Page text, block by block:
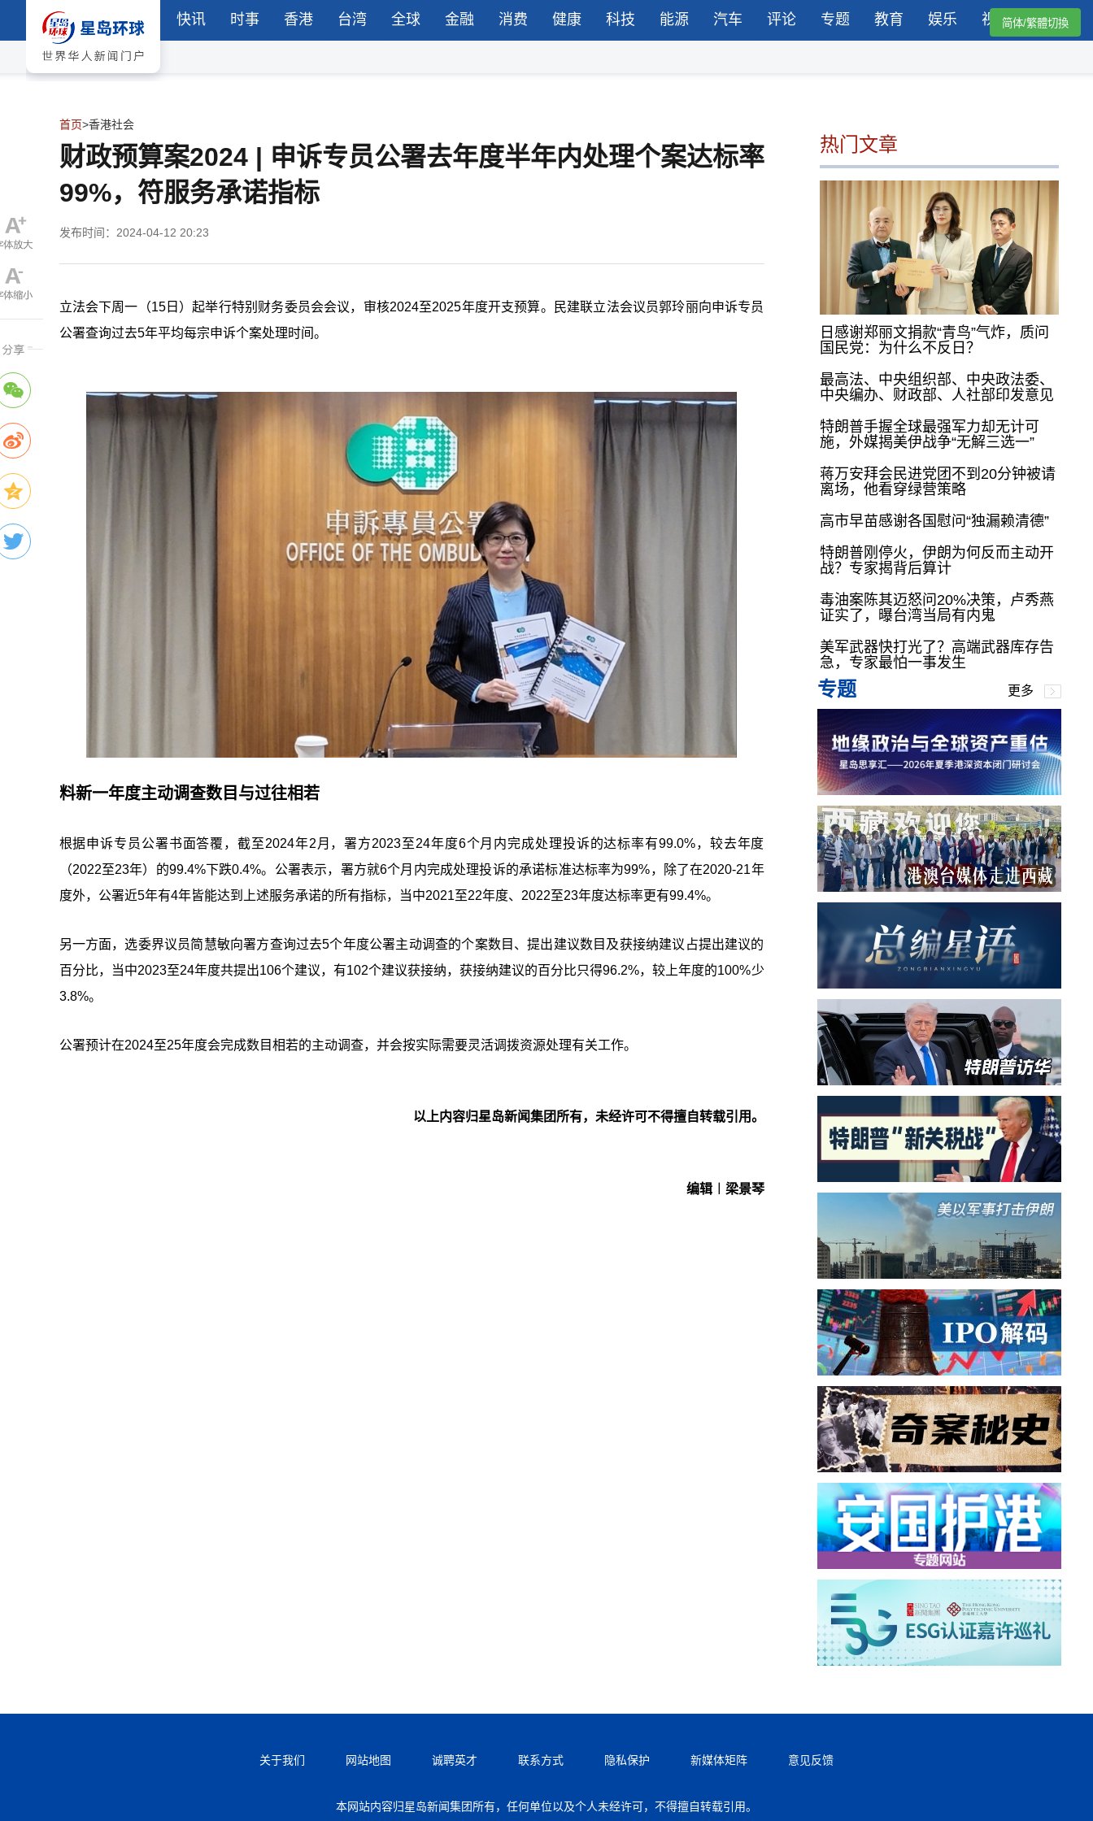
快讯 时事 香港 台湾 全球 金融 消费 健康 科技 能源 汽车 评论 专题 教育 娱乐 视频简体/繁體切換
首页>香港社会
财政预算案2024 | 申诉专员公署去年度半年内处理个案达标率
99%，符服务承诺指标
发布时间：2024-04-12 20:23
立法会下周一（15日）起举行特别财务委员会会议，审核2024至2025年度开支预算。民建联立法会议员郭玲丽向申诉专员
公署查询过去5年平均每宗申诉个案处理时间。
料新一年度主动调查数目与过往相若
根据申诉专员公署书面答覆，截至2024年2月，署方2023至24年度6个月内完成处理投诉的达标率有99.0%，较去年度
（2022至23年）的99.4%下跌0.4%。公署表示，署方就6个月内完成处理投诉的承诺标准达标率为99%，除了在2020-21年
度外，公署近5年有4年皆能达到上述服务承诺的所有指标，当中2021至22年度、2022至23年度达标率更有99.4%。
另一方面，选委界议员简慧敏向署方查询过去5个年度公署主动调查的个案数目、提出建议数目及获接纳建议占提出建议的
百分比，当中2023至24年度共提出106个建议，有102个建议获接纳，获接纳建议的百分比只得96.2%，较上年度的100%少
3.8%。
公署预计在2024至25年度会完成数目相若的主动调查，并会按实际需要灵活调拨资源处理有关工作。
以上内容归星岛新闻集团所有，未经许可不得擅自转载引用。
编辑︱梁景琴
热门文章
日感谢郑丽文捐款“青鸟”气炸，质问
国民党：为什么不反日？
最高法、中央组织部、中央政法委、
中央编办、财政部、人社部印发意见
特朗普手握全球最强军力却无计可
施，外媒揭美伊战争“无解三选一”
蒋万安拜会民进党团不到20分钟被请
离场，他看穿绿营策略
高市早苗感谢各国慰问“独漏赖清德”
特朗普刚停火，伊朗为何反而主动开
战？专家揭背后算计
毒油案陈其迈怒问20%决策，卢秀燕
证实了，曝台湾当局有内鬼
美军武器快打光了？高端武器库存告
急，专家最怕一事发生
专题 更多
关于我们 网站地图 诚聘英才 联系方式 隐私保护 新媒体矩阵 意见反馈
本网站内容归星岛新闻集团所有，任何单位以及个人未经许可，不得擅自转载引用。